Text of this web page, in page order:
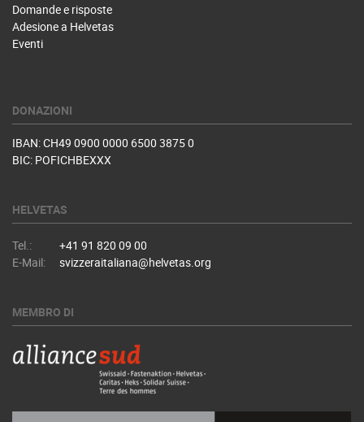
Domande e risposte
Adesione a Helvetas
Eventi
DONAZIONI
IBAN: CH49 0900 0000 6500 3875 0
BIC: POFICHBEXXX
HELVETAS
Tel.:
+41 91 820 09 00
E-Mail:
svizzeraitaliana@helvetas.org
MEMBRO DI